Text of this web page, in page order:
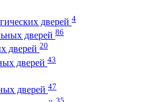
дверей 4
дверей 86
дверей 20
дверей 43
дверей 47
35